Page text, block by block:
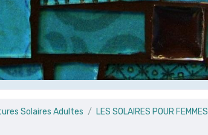
Solaires Adultes
LES SOLAIRES POUR FEMMES